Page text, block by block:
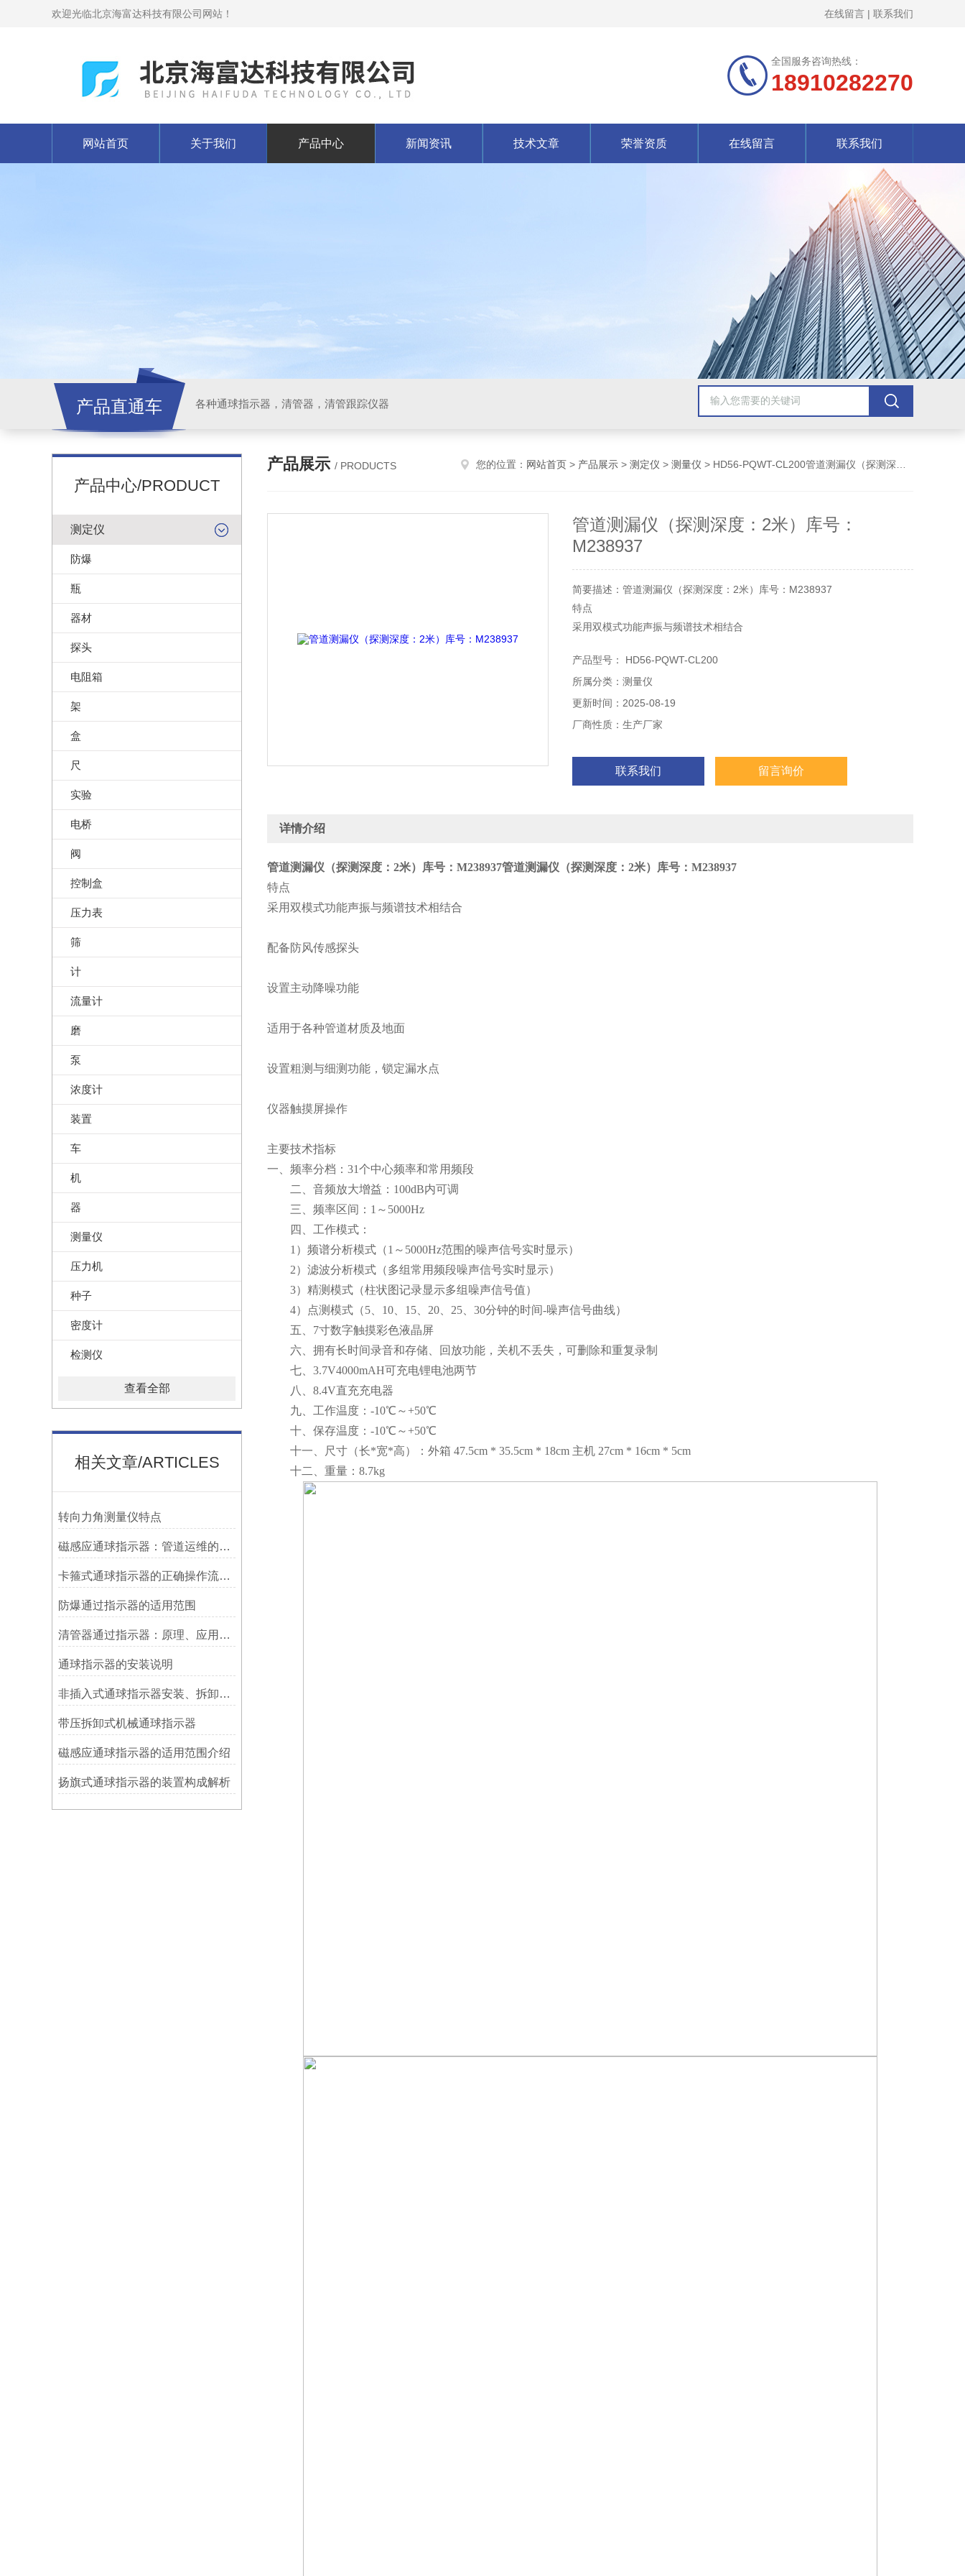
欢迎光临北京海富达科技有限公司网站！ 在线留言 | 联系我们
全国服务咨询热线：
18910282270
网站首页 关于我们 产品中心 新闻资讯 技术文章 荣誉资质 在线留言 联系我们
产品直通车 各种通球指示器，清管器，清管跟踪仪器
产品中心/PRODUCT
测定仪
防爆
瓶
器材
探头
电阻箱
架
盒
尺
实验
电桥
阀
控制盒
压力表
筛
计
流量计
磨
泵
浓度计
装置
车
机
器
测量仪
压力机
种子
密度计
检测仪
查看全部
相关文章/ARTICLES
转向力角测量仪特点
磁感应通球指示器：管道运维的隐形守护者
卡箍式通球指示器的正确操作流程介绍
防爆通过指示器的适用范围
清管器通过指示器：原理、应用与维护
​通球指示器的安装说明
非插入式通球指示器安装、拆卸灵活方便
带压拆卸式机械通球指示器
磁感应通球指示器的适用范围介绍
扬旗式通球指示器的装置构成解析
产品展示 / PRODUCTS 您的位置： 网站首页 > 产品展示 > 测定仪 > 测量仪 > HD56-PQWT-CL200管道测漏仪（探测深度：2米）库号：M238937
管道测漏仪（探测深度：2米）库号：
M238937
简要描述：管道测漏仪（探测深度：2米）库号：M238937
特点
采用双模式功能声振与频谱技术相结合
配备防风传感探头
设置主动降噪功能
设置粗测与细测功能，锁定漏水点
产品型号： HD56-PQWT-CL200
所属分类：测量仪
更新时间：2025-08-19
厂商性质：生产厂家
联系我们 留言询价
详情介绍
管道测漏仪（探测深度：2米）库号：M238937管道测漏仪（探测深度：2米）库号：M238937
特点
采用双模式功能声振与频谱技术相结合
配备防风传感探头
设置主动降噪功能
适用于各种管道材质及地面
设置粗测与细测功能，锁定漏水点
仪器触摸屏操作
主要技术指标
一、频率分档：31个中心频率和常用频段
二、音频放大增益：100dB内可调
三、频率区间：1～5000Hz
四、工作模式：
1）频谱分析模式（1～5000Hz范围的噪声信号实时显示）
2）滤波分析模式（多组常用频段噪声信号实时显示）
3）精测模式（柱状图记录显示多组噪声信号值）
4）点测模式（5、10、15、20、25、30分钟的时间-噪声信号曲线）
五、7寸数字触摸彩色液晶屏
六、拥有长时间录音和存储、回放功能，关机不丢失，可删除和重复录制
七、3.7V4000mAH可充电锂电池两节
八、8.4V直充充电器
九、工作温度：-10℃～+50℃
十、保存温度：-10℃～+50℃
十一、尺寸（长*宽*高）：外箱 47.5cm * 35.5cm * 18cm 主机 27cm * 16cm * 5cm
十二、重量：8.7kg